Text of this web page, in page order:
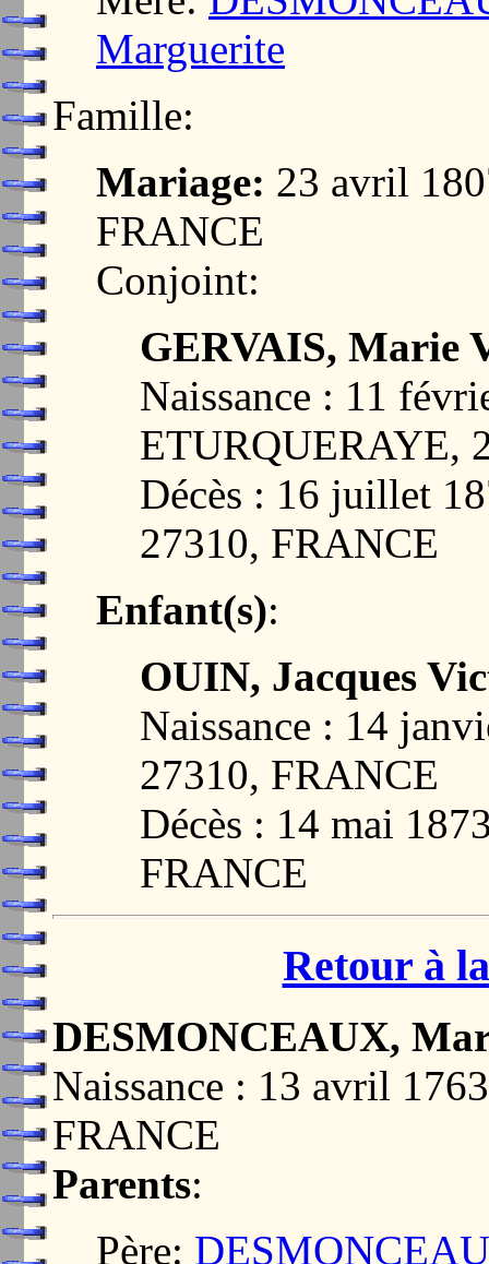
Marguerite
Famille:
Mariage: 23 avril
FRANCE
Conjoint:
GERVAIS, Marie
Naissance : 11
ETURQUERAYE,
Décès : 16 juillet
27310, FRANCE
Enfant(s):
OUIN, Jacques
Naissance : 14
27310, FRANCE
Décès : 14 mai
FRANCE
Retour à
DESMONCEAUX,
Naissance : 13 avril
FRANCE
Parents:
Père: